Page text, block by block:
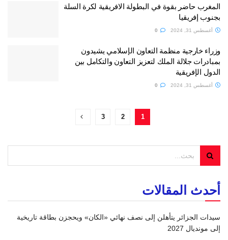
المغرب حاضر بقوة في البطولة الافريقية لكرة السلة
بجنوب إفريقيا
أغسطس 31, 2024
وزراء خارجية منظمة التعاون الإسلامي يشيدون
بمبادرات جلالة الملك لتعزيز التعاون والتكامل بين
الدول الإفريقية
أغسطس 31, 2024
1
2
3
أحدث المقالات
سيدات الجزائر يتأهلن إلى نصف نهائي «الكان» ويحجزن بطاقة تاريخية
إلى مونديال 2027